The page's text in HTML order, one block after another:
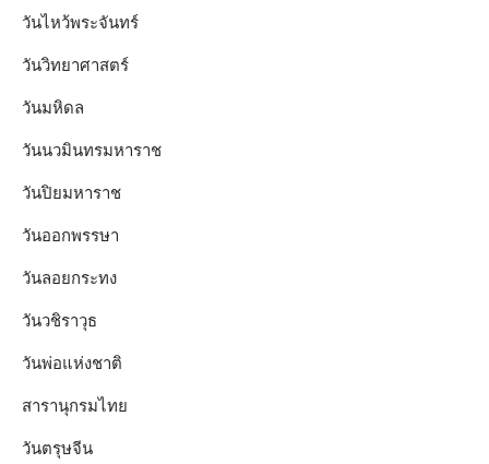
วันไหว้พระจันทร์​
วันวิทยาศาสตร์
วันมหิดล
วันนวมินทรมหาราช
วันปิยมหาราช
วันออกพรรษา
วันลอยกระทง
วันวชิราวุธ
วันพ่อแห่งชาติ
สารานุกรมไทย
วันตรุษจีน